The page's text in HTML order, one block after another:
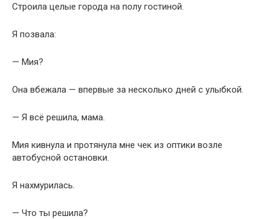
Строила целые города на полу гостиной.
Я позвала:
— Мия?
Она вбежала — впервые за несколько дней с улыбкой.
— Я всё решила, мама.
Мия кивнула и протянула мне чек из оптики возле
автобусной остановки.
Я нахмурилась.
— Что ты решила?